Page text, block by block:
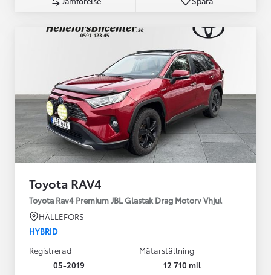
Toyota RAV4
Toyota Rav4 Premium JBL Glastak Drag Motorv Vhjul
HÄLLEFORS
HYBRID
Registrerad
05-2019
Mätarställning
12 710 mil